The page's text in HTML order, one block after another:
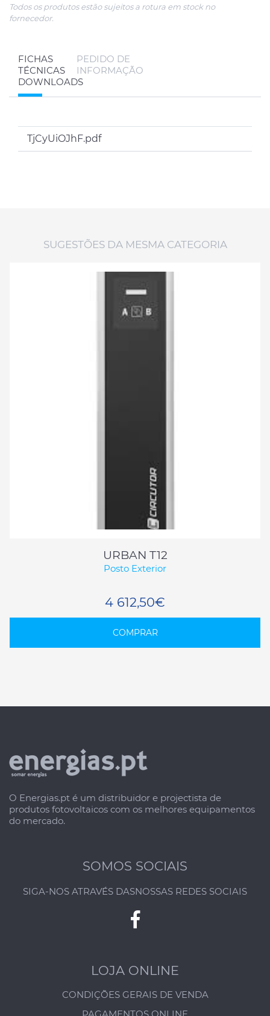
Todos os produtos estão sujeitos a rotura em stock no
fornecedor.
FICHAS
TÉCNICAS
DOWNLOADS
PEDIDO DE
INFORMAÇÃO
TjCyUiOJhF.pdf
SUGESTÕES DA MESMA CATEGORIA
URBAN T12
Posto Exterior
4 612,50€
COMPRAR
O Energias.pt é um distribuidor e projectista de
produtos fotovoltaicos com os melhores equipamentos
do mercado.
SOMOS SOCIAIS
SIGA-NOS ATRAVÉS DASNOSSAS REDES SOCIAIS
LOJA ONLINE
CONDIÇÕES GERAIS DE VENDA